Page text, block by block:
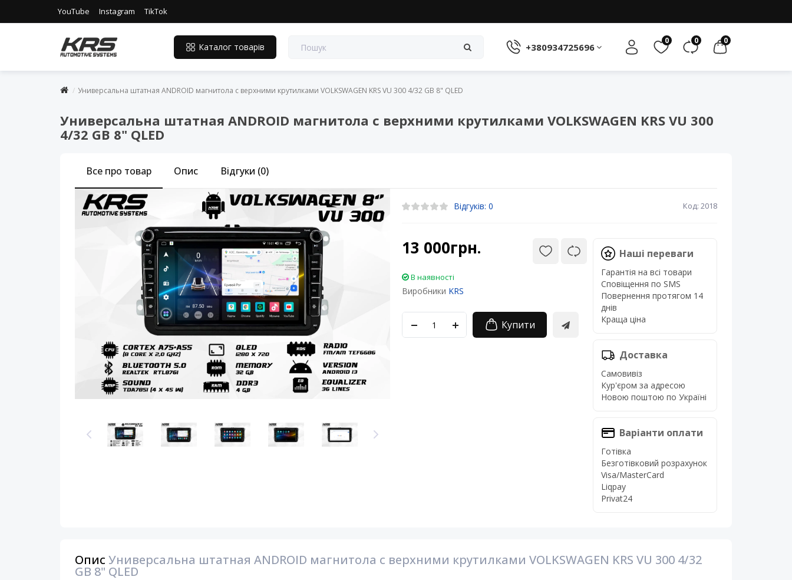
YouTube Instagram TikTok
Каталог товарів +380934725696
0 0 0
Универсальна штатная ANDROID магнитола с верхними крутилками VOLKSWAGEN KRS VU 300 4/32 GB 8" QLED
Универсальна штатная ANDROID магнитола с верхними крутилками VOLKSWAGEN KRS VU 300
4/32 GB 8" QLED
Все про товар Опис Відгуки (0)
Відгуків: 0 Код: 2018
13 000грн.
В наявності
Виробники KRS
Купити
Наші переваги
Гарантія на всі товари
Сповіщення по SMS
Повернення протягом 14
днів
Краща ціна
Доставка
Самовивіз
Кур'єром за адресою
Новою поштою по Україні
Варіанти оплати
Готівка
Безготівковий розрахунок
Visa/MasterCard
Liqpay
Privat24
Опис Универсальна штатная ANDROID магнитола с верхними крутилками VOLKSWAGEN KRS VU 300 4/32
GB 8" QLED